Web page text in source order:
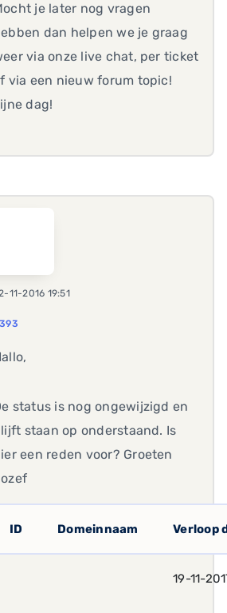
je later nog vragen
dan helpen we je graag
via onze live chat, per ticket
via een nieuw forum topic!
dag!
11-2016 19:51
status is nog ongewijzigd en
staan op onderstaand. Is
een reden voor? Groeten
ID Domeinnaam Verloop
19-11-